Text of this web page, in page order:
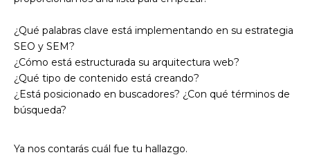
¿Qué palabras clave está implementando en su estrategia
SEO y SEM?
¿Cómo está estructurada su arquitectura web?
¿Qué tipo de contenido está creando?
¿Está posicionado en buscadores? ¿Con qué términos de
búsqueda?
Ya nos contarás cuál fue tu hallazgo.